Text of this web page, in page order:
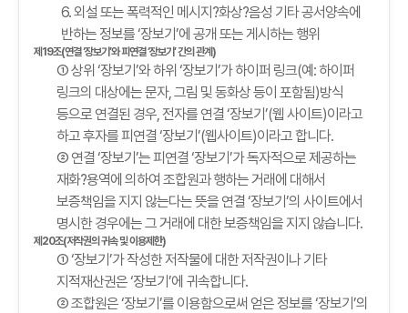
6. 외설 또는 폭력적인 메시지?화상?음성 기타 공서양속에
반하는 정보를 ‘장보기’에 공개 또는 게시하는 행위
제19조(연결 ‘장보기’와 피연결 ‘장보기’ 간의 관계)
① 상위 ‘장보기’와 하위 ‘장보기’가 하이퍼 링크(예: 하이퍼
링크의 대상에는 문자, 그림 및 동화상 등이 포함됨)방식
등으로 연결된 경우, 전자를 연결 ‘장보기’(웹 사이트)이라고
하고 후자를 피연결 ‘장보기’(웹사이트)이라고 합니다.
② 연결 ‘장보기’는 피연결 ‘장보기’가 독자적으로 제공하는
재화?용역에 의하여 조합원과 행하는 거래에 대해서
보증책임을 지지 않는다는 뜻을 연결 ‘장보기’의 사이트에서
명시한 경우에는 그 거래에 대한 보증책임을 지지 않습니다.
제20조(저작권의 귀속 및 이용제한)
① ‘장보기’가 작성한 저작물에 대한 저작권이나 기타
지적재산권은 ‘장보기’에 귀속합니다.
② 조합원은 ‘장보기’를 이용함으로써 얻은 정보를 ‘장보기’의